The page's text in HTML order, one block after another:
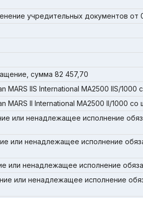
учредительных документов от
сумма 82 457,70
MARS IIS International MA2500 IIS/1000
MARS II International MA2500 II/1000
или ненадлежащее исполнение
или ненадлежащее исполнение
или ненадлежащее исполнение
или ненадлежащее исполнение